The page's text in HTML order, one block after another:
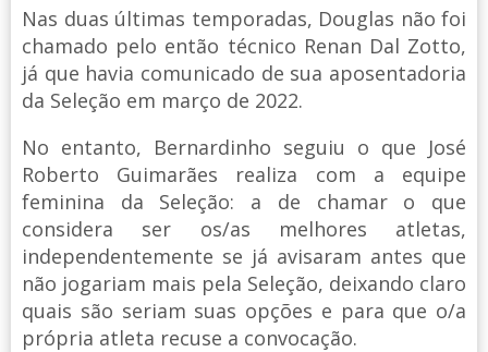
Nas duas últimas temporadas, Douglas não foi
chamado pelo então técnico Renan Dal Zotto,
já que havia comunicado de sua aposentadoria
da Seleção em março de 2022.
No entanto, Bernardinho seguiu o que José
Roberto Guimarães realiza com a equipe
feminina da Seleção: a de chamar o que
considera ser os/as melhores atletas,
independentemente se já avisaram antes que
não jogariam mais pela Seleção, deixando claro
quais são seriam suas opções e para que o/a
própria atleta recuse a convocação.